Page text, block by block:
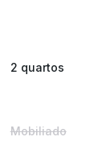
2 quartos
Mobiliado